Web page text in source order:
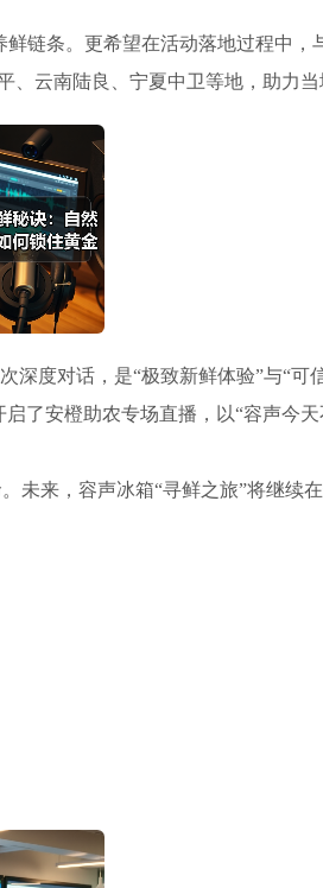
链条。更希望在活动落地过程中
云南陆良、宁夏中卫等地，助力当
度对话，是“极致新鲜体验”与“可
了安橙助农专场直播，以“容声今
来，容声冰箱“寻鲜之旅”将继续